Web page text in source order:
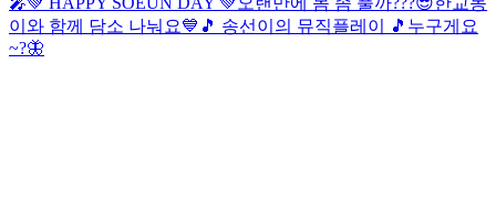
이와 함께 담소 나눠요💙 🎵 송선이의 뮤직플레이 🎵 누구게요
~?🦋